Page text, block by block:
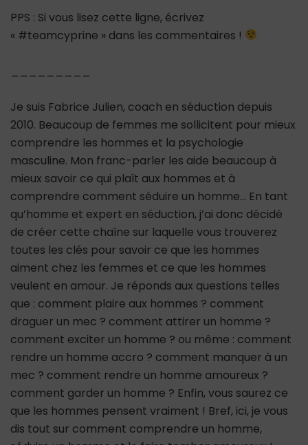
PPS : Si vous lisez cette ligne, écrivez
« #teamcyprine » dans les commentaires !
Je suis Fabrice Julien, coach en séduction depuis
2010. Beaucoup de femmes me sollicitent pour mieux
comprendre les hommes et la psychologie
masculine. Mon franc-parler les aide beaucoup à
mieux savoir ce qui plaît aux hommes et à
comprendre comment séduire un homme… En tant
qu’homme et expert en séduction, j’ai donc décidé
de créer cette chaîne sur laquelle vous trouverez
toutes les clés pour savoir ce que les hommes
aiment chez les femmes et ce que les hommes
veulent en amour. Je réponds aux questions telles
que : comment plaire aux hommes ? comment
draguer un mec ? comment attirer un homme ?
comment exciter un homme ? ou même : comment
rendre un homme accro ? comment manquer à un
mec ? comment rendre un homme amoureux ?
comment garder un homme ? Enfin, vous saurez ce
que les hommes pensent vraiment ! Bref, ici, je vous
dis tout sur comment comprendre un homme,